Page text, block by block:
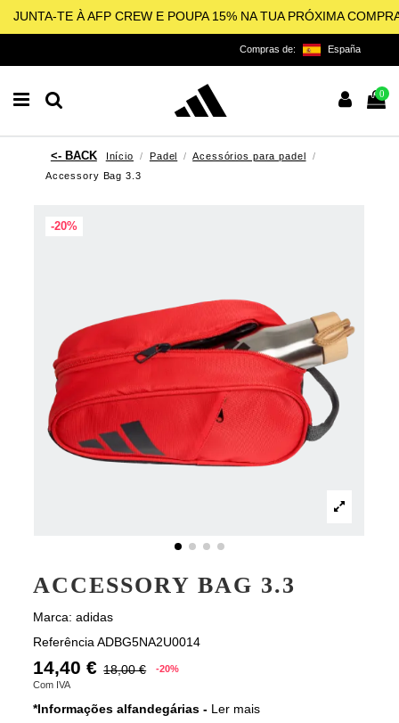
JUNTA-TE À AFP CREW E POUPA 15% NA TUA PRÓXIMA
Compras de: España
0
Início Padel
Acessórios para padel
Accessory Bag 3.3
-20%
ACCESSORY BAG 3.3
Marca: adidas
Referência ADBG5NA2U0014
14,40 € 18,00 €
-20%
Com IVA
*Informações alfandegárias - Ler mais